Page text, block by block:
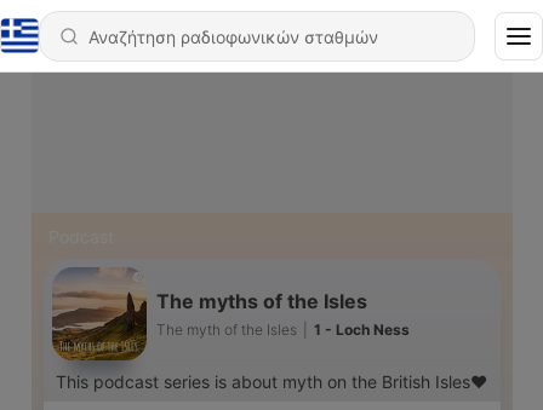
The myths of the Isles
The myth of the Isles 1 - Loch Ness
This podcast series is about myth on the British Isles♥️